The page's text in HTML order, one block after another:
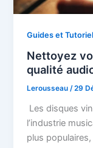
Guides et
Nettoyez
qualité
Lerousseau/29
Les disques
l’industrie
plus